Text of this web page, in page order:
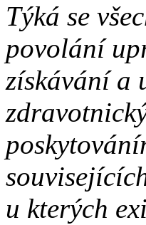
Týká se
povolání
získávání a
u kterých